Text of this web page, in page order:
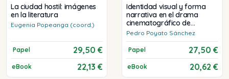
La ciudad hostil: imágenes
en la literatura
Eugenia Popeanga (coord.)
Papel 29,50 €
eBook 22,13 €
Identidad visual y forma
narrativa en el drama
cinematográfico de
Almodóvar
Pedro Poyato Sánchez
Papel 27,50 €
eBook 20,62 €